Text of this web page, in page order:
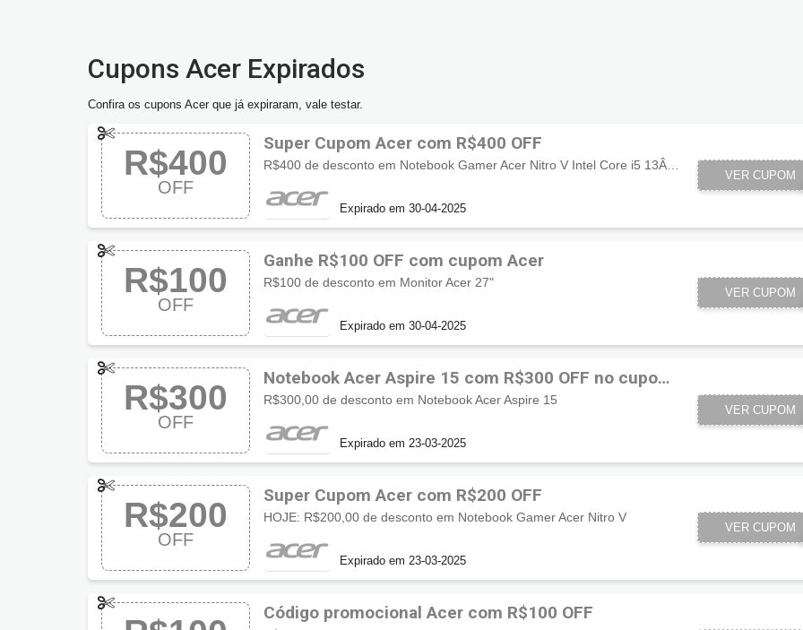
Cupons Acer Expirados
Confira os cupons Acer que já expiraram, vale testar.
R$400
OFF
Super Cupom Acer com R$400 OFF
Expirado em 30-04-2025
VER CUPOM
R$100
OFF
Ganhe R$100 OFF com cupom Acer
R$100 de desconto em Monitor Acer 27"
Expirado em 30-04-2025
VER CUPOM
R$300
OFF
Notebook Acer Aspire 15 com R$300 OFF no cupom
Acer
R$300,00 de desconto em Notebook Acer Aspire 15
Expirado em 23-03-2025
VER CUPOM
R$200
OFF
Super Cupom Acer com R$200 OFF
HOJE: R$200,00 de desconto em Notebook Gamer Acer Nitro V
Expirado em 23-03-2025
VER CUPOM
Código promocional Acer com R$100 OFF